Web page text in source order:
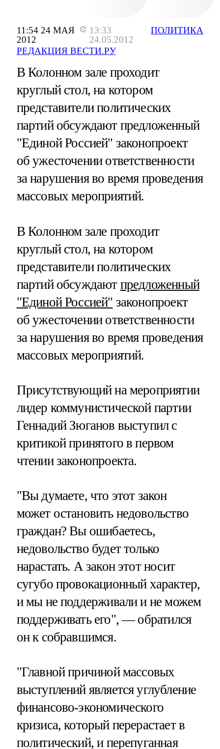
11:54 24 МАЯ
2012
13:33
24.05.2012
РЕДАКЦИЯ ВЕСТИ.РУ
ПОЛИТИКА
В Колонном зале проходит
круглый стол, на котором
представители политических
партий обсуждают предложенный
"Единой Россией" законопроект
об ужесточении ответственности
за нарушения во время проведения
массовых мероприятий.
В Колонном зале проходит
круглый стол, на котором
представители политических
партий обсуждают предложенный
"Единой Россией" законопроект
об ужесточении ответственности
за нарушения во время проведения
массовых мероприятий.
Присутствующий на мероприятии
лидер коммунистической партии
Геннадий Зюганов выступил с
критикой принятого в первом
чтении законопроекта.
"Вы думаете, что этот закон
может остановить недовольство
граждан? Вы ошибаетесь,
недовольство будет только
нарастать. А закон этот носит
сугубо провокационный характер,
и мы не поддерживали и не можем
поддерживать его", — обратился
он к собравшимся.
"Главной причиной массовых
выступлений является углубление
финансово-экономического
кризиса, который перерастает в
политический, и перепуганная